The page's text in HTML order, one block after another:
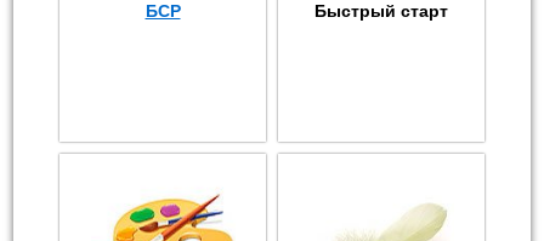
БСР Быстрый старт